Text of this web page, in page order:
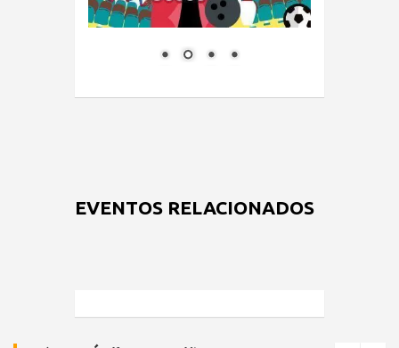
EVENTOS RELACIONADOS